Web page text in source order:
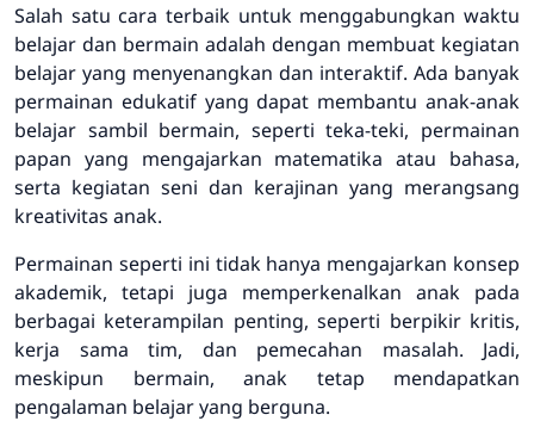
Salah satu cara terbaik untuk menggabungkan waktu
belajar dan bermain adalah dengan membuat kegiatan
belajar yang menyenangkan dan interaktif. Ada banyak
permainan edukatif yang dapat membantu anak-anak
belajar sambil bermain, seperti teka-teki, permainan
papan yang mengajarkan matematika atau bahasa,
serta kegiatan seni dan kerajinan yang merangsang
kreativitas anak.
Permainan seperti ini tidak hanya mengajarkan konsep
akademik, tetapi juga memperkenalkan anak pada
berbagai keterampilan penting, seperti berpikir kritis,
kerja sama tim, dan pemecahan masalah. Jadi,
meskipun bermain, anak tetap mendapatkan
pengalaman belajar yang berguna.